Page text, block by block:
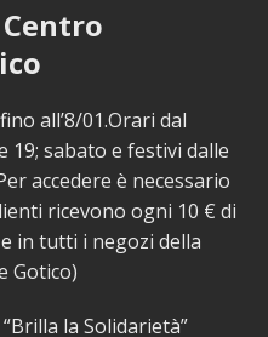
all’8/01.Orari dal
19; sabato e festivi dalle
accedere è necessario
ricevono ogni 10 € di
in tutti i negozi della
Gotico)
“Brilla la Solidarietà”